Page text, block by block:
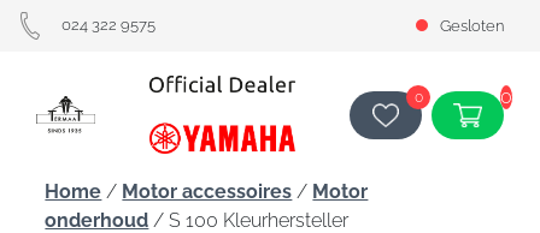
024 322 9575 Gesloten
0 0
Home / Motor accessoires / Motor
onderhoud / S 100 Kleurhersteller